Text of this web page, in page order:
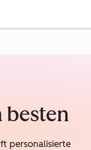
besten
personalisierte